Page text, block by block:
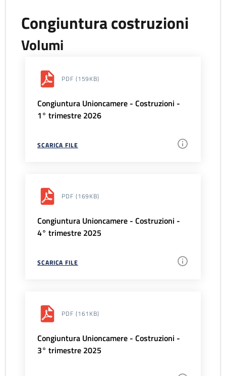
Congiuntura costruzioni
Volumi
PDF (159KB)
Congiuntura Unioncamere - Costruzioni -
1° trimestre 2026
SCARICA FILE
PDF (169KB)
Congiuntura Unioncamere - Costruzioni -
4° trimestre 2025
SCARICA FILE
PDF (161KB)
Congiuntura Unioncamere - Costruzioni -
3° trimestre 2025